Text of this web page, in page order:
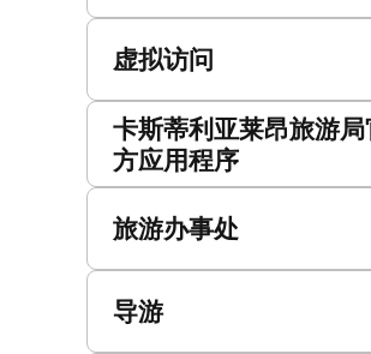
虚拟访问
卡斯蒂利亚莱昂旅游局
方应用程序
旅游办事处
导游